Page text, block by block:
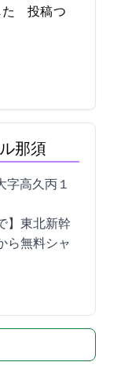
投稿つ
那須
字高久丙１
で】東北新幹
ら無料シャ